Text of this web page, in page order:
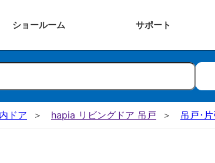
ショールーム サポート
ドア hapia リビングドア 吊戸 吊戸･片